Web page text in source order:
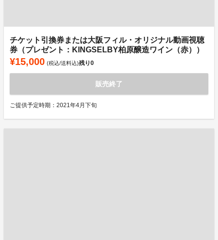
チケット引換券または大阪フィル・オリジナル動画視聴
券（プレゼント：KINGSELBY柏原醸造ワイン（赤））
¥15,000 (税込/送料込)残り0
販売終了
ご提供予定時期：2021年4月下旬